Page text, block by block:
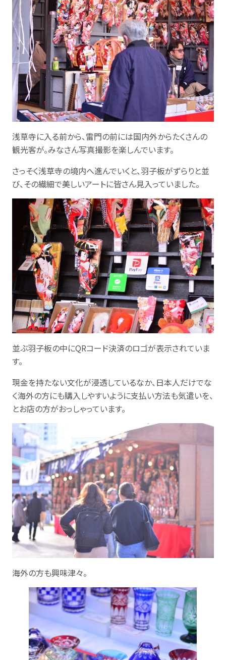
浅草寺に入る前から、雷門の前には国内外からたくさんの
観光客が。みなさん写真撮影を楽しんでいます。
さっそく浅草寺の境内へ進んでいくと、羽子板がずらりと並
び、その繊細で美しいアートに皆さん見入っていました。
並ぶ羽子板の中にQRコード決済のロゴが表示されていま
す。
現金を持たない文化が浸透しているなか、日本人だけでな
く海外の方にも購入しやすいように支払い方法も気遣いを、
とお店の方がおっしゃっています。
海外の方も興味津々。